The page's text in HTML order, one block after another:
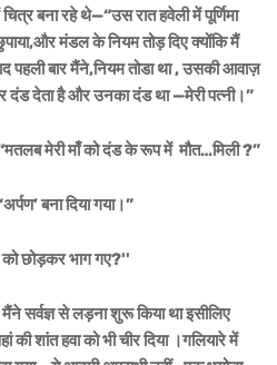
बना रहे थे—“उस रात हवेली में पूर्णिमा
मंडल के नियम तोड़ दिए क्योंकि मैं
पहली बार मैंने,नियम तोडा था , उसकी आवाज़
दंड देता है और उनका दंड था —मेरी पत्नी।”
मेरी माँ को दंड के रूप में मौत…मिली ?”
बना दिया गया।”
को छोड़कर भाग गए?''
मैंने सर्वज्ञ से लड़ना शुरू किया था इसीलिए
शांत हवा को भी चीर दिया ।गलियारे में